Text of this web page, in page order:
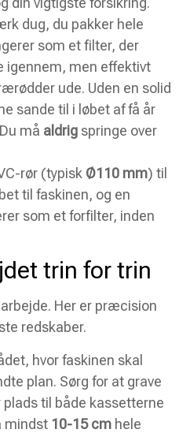
dug, du pakker hele
som et filter, der
igennem, men effektivt
ude. Uden en solid
sande til i løbet af få år
må aldrig springe over
rør (typisk Ø110 mm) til
til faskinen, og en
som et forfilter, inden
trin for trin
Her er præcision
redskaber.
hvor faskinen skal
plan. Sørg for at grave
til både kassetterne
mindst 10-15 cm hele